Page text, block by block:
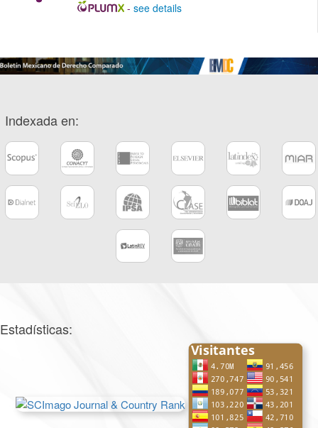
- see details
Indexada en:
Estadísticas: